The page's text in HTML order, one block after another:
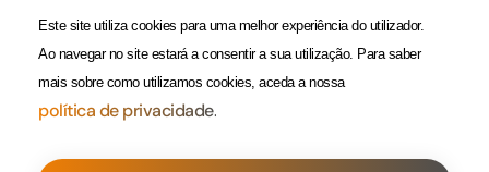
rede fixa)
Porto(Filial)
1588, 2º, sala 304
Política da Privacidade
Este site utiliza cookies para uma melhor experiência do utilizador.
Ao navegar no site estará a consentir a sua utilização. Para saber
mais sobre como utilizamos cookies, aceda a nossa
política de privacidade.